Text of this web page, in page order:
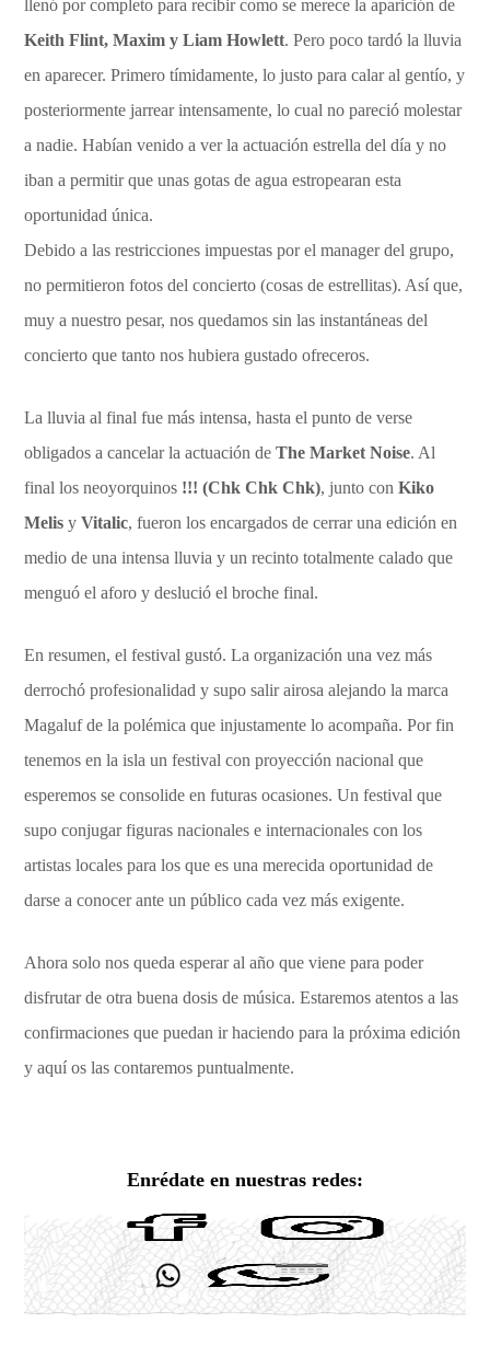
llenó por completo para recibir como se merece la aparición de
Keith Flint, Maxim y Liam Howlett. Pero poco tardó la lluvia
en aparecer. Primero tímidamente, lo justo para calar al gentío, y
posteriormente jarrear intensamente, lo cual no pareció molestar
a nadie. Habían venido a ver la actuación estrella del día y no
iban a permitir que unas gotas de agua estropearan esta
oportunidad única.
Debido a las restricciones impuestas por el manager del grupo,
no permitieron fotos del concierto (cosas de estrellitas). Así que,
muy a nuestro pesar, nos quedamos sin las instantáneas del
concierto que tanto nos hubiera gustado ofreceros.
La lluvia al final fue más intensa, hasta el punto de verse
obligados a cancelar la actuación deThe Market Noise. Al
final los neoyorquinos !!! (Chk Chk Chk), junto conKiko
Melis yVitalic, fueron los encargados de cerrar una edición en
medio de una intensa lluvia y un recinto totalmente calado que
menguó el aforo y deslució el broche final.
En resumen, el festival gustó. La organización una vez más
derrochó profesionalidad y supo salir airosa alejando la marca
Magaluf de la polémica que injustamente lo acompaña. Por fin
tenemos en la isla un festival con proyección nacional que
esperemos se consolide en futuras ocasiones. Un festival que
supo conjugar figuras nacionales e internacionales con los
artistas locales para los que es una merecida oportunidad de
darse a conocer ante un público cada vez más exigente.
Ahora solo nos queda esperar al año que viene para poder
disfrutar de otra buena dosis de música. Estaremos atentos a las
confirmaciones que puedan ir haciendo para la próxima edición
y aquí os las contaremos puntualmente.
Enrédate en nuestras redes: